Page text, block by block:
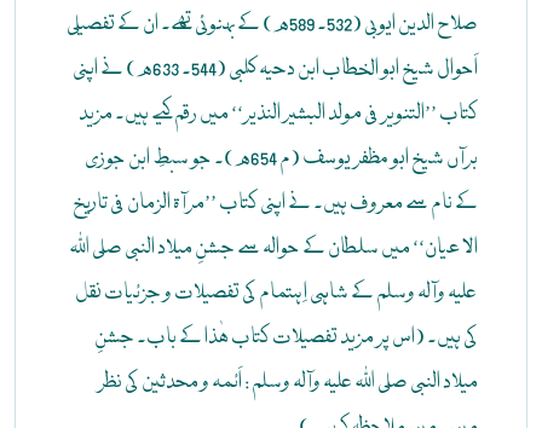
صلاح الدین ایوبی (532۔ 589ھ) کے بہنوئی تھے۔ ان کے تفصیلی
اَحوال شیخ ابو الخطاب ابن دحیہ کلبی (544۔ 633ھ) نے اپنی
کتاب ’’التنویر فی مولد البشیر النذیر‘‘ میں رقم کیے ہیں۔ مزید
برآں شیخ ابو مظفر یوسف (م 654ھ)۔ جو سبطِ ابن جوزی
کے نام سے معروف ہیں۔ نے اپنی کتاب ’’مرآۃ الزمان فی تاریخ
الاعیان‘‘ میں سلطان کے حوالہ سے جشنِ میلاد النبی صلی اللہ
علیہ وآلہ وسلم کے شاہی اِہتمام کی تفصیلات و جزئیات نقل
کی ہیں۔ (اس پر مزید تفصیلات کتاب ھٰذا کے باب۔ جشنِ
میلاد النبی صلی اللہ علیہ وآلہ وسلم : اَئمہ و محدثین کی نظر